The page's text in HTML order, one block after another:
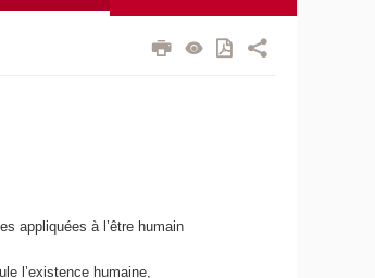
appliquées à l’être humain
l’existence humaine,